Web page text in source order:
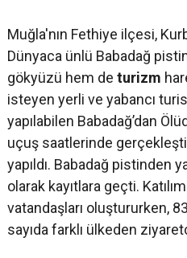
Muğla'nın Fethiye ilçesi,
Dünyaca ünlü Babadağ
gökyüzü hem de turizm
isteyen yerli ve yabancı
yapılabilen Babadağ’dan
uçuş saatlerinde
yapıldı. Babadağ pistinden
olarak kayıtlara geçti.
vatandaşları oluştururken,
sayıda farklı ülkeden